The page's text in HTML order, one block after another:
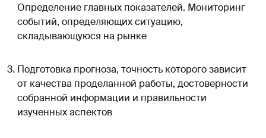
Определение главных показателей. Мониторинг
событий, определяющих ситуацию,
складывающуюся на рынке
Подготовка прогноза, точность которого зависит
от качества проделанной работы, достоверности
собранной информации и правильности
изученных аспектов